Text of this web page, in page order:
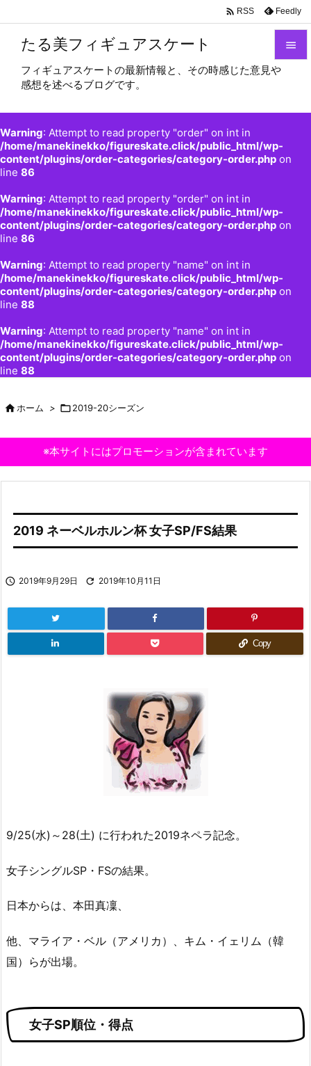
たる美フィギュアスケート
フィギュアスケートの最新情報と、その時感じた意見や
感想を述べるブログです。
Warning: Attempt to read property "order" on int in
/home/manekinekko/figureskate.click/public_html/wp-
content/plugins/order-categories/category-order.php on
line 86
Warning: Attempt to read property "order" on int in
/home/manekinekko/figureskate.click/public_html/wp-
content/plugins/order-categories/category-order.php on
line 86
Warning: Attempt to read property "name" on int in
/home/manekinekko/figureskate.click/public_html/wp-
content/plugins/order-categories/category-order.php on
line 88
Warning: Attempt to read property "name" on int in
/home/manekinekko/figureskate.click/public_html/wp-
content/plugins/order-categories/category-order.php on
line 88


前へ

 RSS Feedly
ホーム > 2019-20シーズン
※本サイトにはプロモーションが含まれています
2019 ネーベルホルン杯 女子SP/FS結果
 2019年9月29日  2019年10月11日
Copy
9/25(水)～28(土) に行われた2019ネペラ記念。
女子シングルSP・FSの結果。
日本からは、本田真凜、
他、マライア・ベル（アメリカ）、キム・イェリム（韓
国）らが出場。
女子SP順位・得点